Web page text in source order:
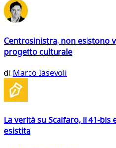
Centrosinistra, non esistono
progetto culturale
di Marco Iasevoli
La verità su Scalfaro, il 41-
esistita